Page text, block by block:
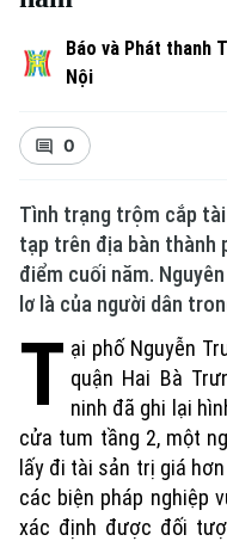
Báo và Phát thanh
Nội
0
Tình trạng trộm cắp
tạp trên địa bàn thành
điểm cuối năm.
lơ là của người dân
T ại phố Nguyễn
quận Hai Bà
ninh đã ghi lại
cửa tum tầng 2, một
lấy đi tài sản trị giá
các biện pháp nghiệp
xác định được đối